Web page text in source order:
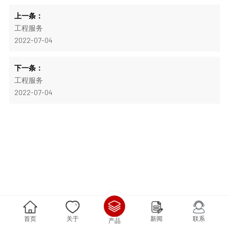
上一条：
工程服务
2022-07-04
下一条：
工程服务
2022-07-04
首页 关于 产品 新闻 联系